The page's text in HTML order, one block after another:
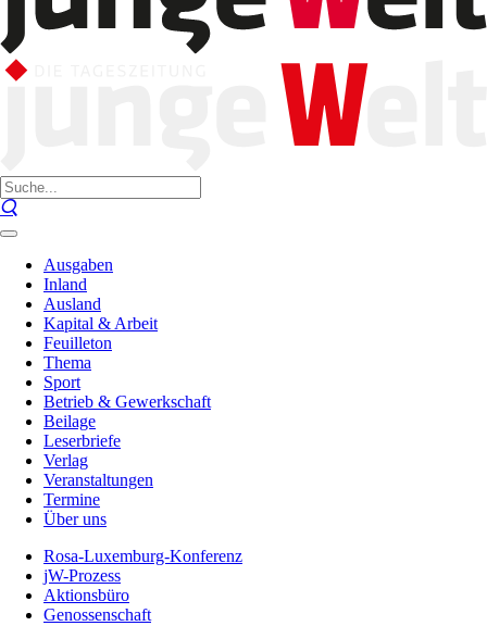
Ausgaben
Inland
Ausland
Kapital & Arbeit
Feuilleton
Thema
Sport
Betrieb & Gewerkschaft
Beilage
Leserbriefe
Verlag
Veranstaltungen
Termine
Über uns
Rosa-Luxemburg-Konferenz
jW-Prozess
Aktionsbüro
Genossenschaft